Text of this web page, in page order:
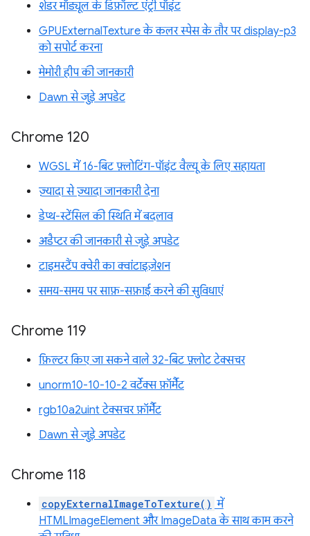
शेडर मॉड्यूल के डिफ़ॉल्ट एंट्री पॉइंट
GPUExternalTexture के कलर स्पेस के तौर पर display-p3
को सपोर्ट करना
मेमोरी हीप की जानकारी
Dawn से जुड़े अपडेट
Chrome 120
WGSL में 16-बिट फ़्लोटिंग-पॉइंट वैल्यू के लिए सहायता
ज़्यादा से ज़्यादा जानकारी देना
डेप्थ-स्टेंसिल की स्थिति में बदलाव
अडैप्टर की जानकारी से जुड़े अपडेट
टाइमस्टैंप क्वेरी का क्वांटाइज़ेशन
समय-समय पर साफ़-सफ़ाई करने की सुविधाएं
Chrome 119
फ़िल्टर किए जा सकने वाले 32-बिट फ़्लोट टेक्सचर
unorm10-10-10-2 वर्टेक्स फ़ॉर्मैट
rgb10a2uint टेक्सचर फ़ॉर्मैट
Dawn से जुड़े अपडेट
Chrome 118
copyExternalImageToTexture() में
HTMLImageElement और ImageData के साथ काम करने